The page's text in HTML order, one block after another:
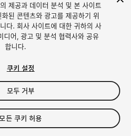
1/17
다.
제공과 데이터 분석 및 본 사이트
된 콘텐츠와 광고를 제공하기 위
다. 회사 사이트에 대한 귀하의 사
디어, 광고 및 분석 협력사와 공유
합니다.
쿠키 설정
모두 거부
모든 쿠키 허용